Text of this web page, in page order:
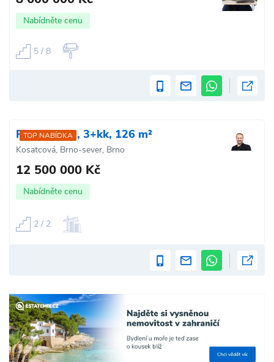
Nabídněte cenu
5 / 8
TOP NABÍDKA
Prodej bytu, 3+kk, 126 m²
Kosatcová, Brno-sever, Brno
12 500 000 Kč
Nabídněte cenu
2 / 2